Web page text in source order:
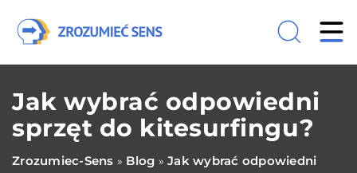
Jak wybrać odpowiedni
sprzęt do kitesurfingu?
Zrozumiec-Sens » Blog » Jak wybrać odpowiedni